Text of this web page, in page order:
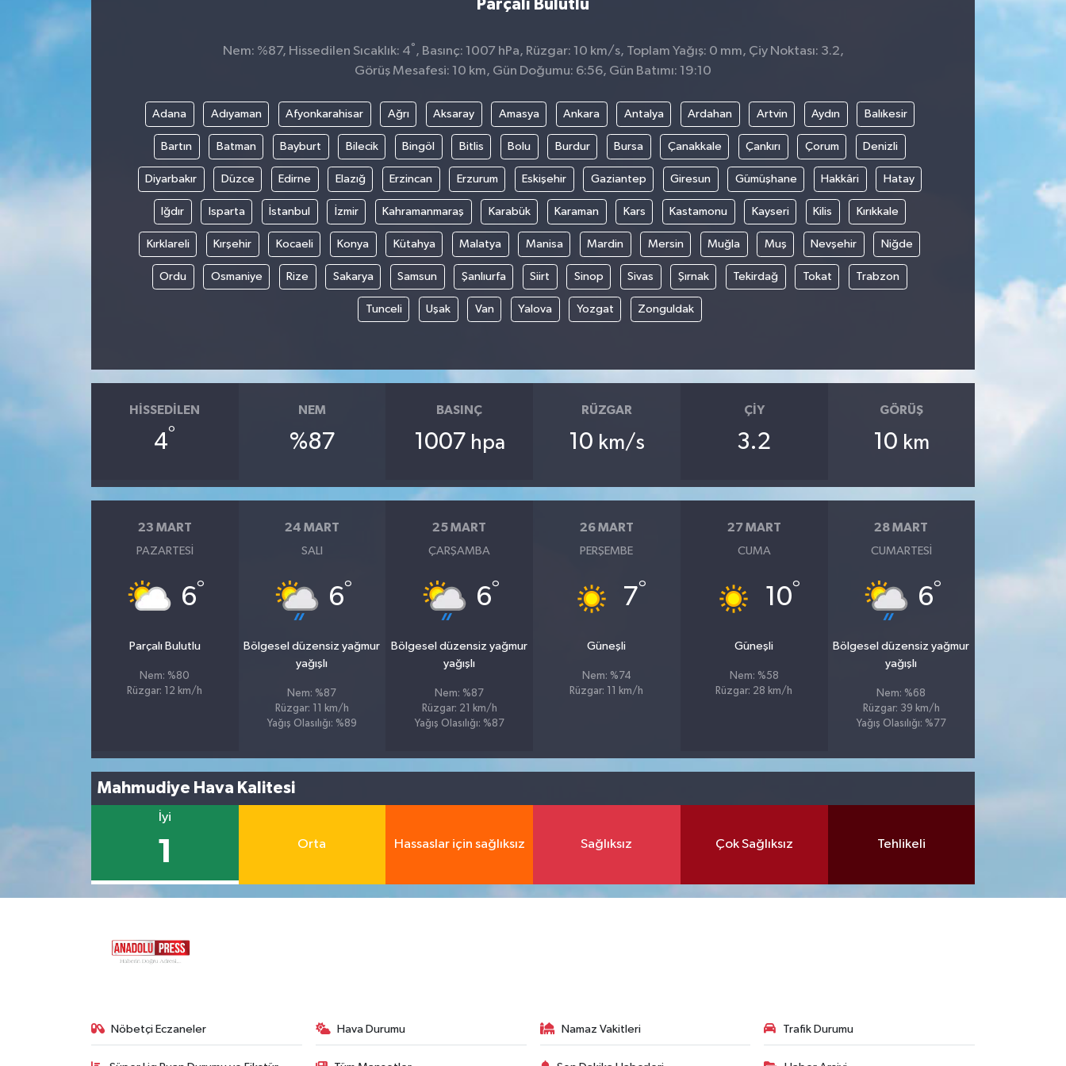
Parçalı Bulutlu
Nem: %87, Hissedilen Sıcaklık: 4° , Basınç: 1007 hPa, Rüzgar: 10 km/s, Toplam Yağış: 0 mm, Çiy Noktası: 3.2,
Görüş Mesafesi: 10 km, Gün Doğumu: 6:56, Gün Batımı: 19:10
Adana Adıyaman Afyonkarahisar Ağrı Aksaray Amasya Ankara Antalya Ardahan Artvin Aydın Balıkesir
Bartın Batman Bayburt Bilecik Bingöl Bitlis Bolu Burdur Bursa Çanakkale Çankırı Çorum Denizli
Diyarbakır Düzce Edirne Elazığ Erzincan Erzurum Eskişehir Gaziantep Giresun Gümüşhane Hakkâri Hatay
Iğdır Isparta İstanbul İzmir Kahramanmaraş Karabük Karaman Kars Kastamonu Kayseri Kilis Kırıkkale
Kırklareli Kırşehir Kocaeli Konya Kütahya Malatya Manisa Mardin Mersin Muğla Muş Nevşehir Niğde
Ordu Osmaniye Rize Sakarya Samsun Şanlıurfa Siirt Sinop Sivas Şırnak Tekirdağ Tokat Trabzon
Tunceli Uşak Van Yalova Yozgat Zonguldak
HISSEDILEN
4°
NEM
%87
BASINÇ
1007 hpa
RÜZGAR
10 km/s
ÇIY
3.2
GÖRÜŞ
10 km
23 MART
PAZARTESI
6°
Parçalı Bulutlu
Nem: %80
Rüzgar: 12 km/h
24 MART
SALI
6°
Bölgesel düzensiz yağmur
yağışlı
Nem: %87
Rüzgar: 11 km/h
Yağış Olasılığı: %89
25 MART
ÇARŞAMBA
6°
Bölgesel düzensiz yağmur
yağışlı
Nem: %87
Rüzgar: 21 km/h
Yağış Olasılığı: %87
26 MART
PERŞEMBE
7°
Güneşli
Nem: %74
Rüzgar: 11 km/h
27 MART
CUMA
10°
Güneşli
Nem: %58
Rüzgar: 28 km/h
28 MART
CUMARTESI
6°
Bölgesel düzensiz yağmur
yağışlı
Nem: %68
Rüzgar: 39 km/h
Yağış Olasılığı: %77
Mahmudiye Hava Kalitesi
İyi
1 Orta Hassaslar için sağlıksız Sağlıksız Çok Sağlıksız Tehlikeli
Nöbetçi Eczaneler Hava Durumu Namaz Vakitleri Trafik Durumu